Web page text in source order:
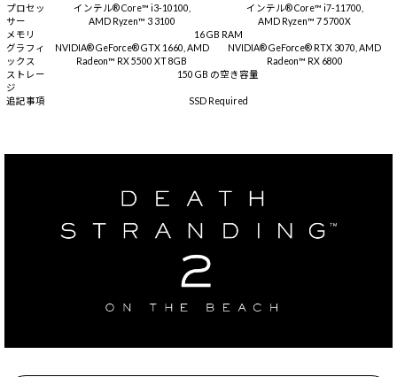
プロセッ
サー
インテル® Core™ i3-10100,
AMD Ryzen™ 3 3100
インテル® Core™ i7-11700,
AMD Ryzen™ 7 5700X
メモリ
16 GB RAM
グラフィ
ックス
NVIDIA® GeForce® GTX 1660, AMD
Radeon™ RX 5500 XT 8GB
NVIDIA® GeForce® RTX 3070, AMD
Radeon™ RX 6800
ストレー
ジ
150 GB の空き容量
追記事項 SSD Required